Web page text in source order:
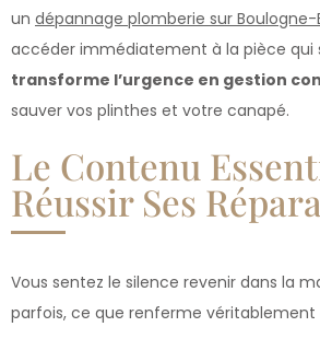
un dépannage plomberie sur Boulogne-
accéder immédiatement à la pièce qui
transforme l’urgence en gestion
sauver vos plinthes et votre canapé.
Le Contenu
Réussir Ses
Vous sentez le silence revenir dans la
parfois, ce que renferme véritablement